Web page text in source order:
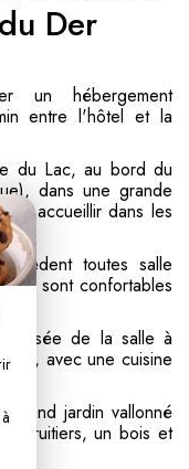
Der
un hébergement
entre l'hôtel et la
du Lac, au bord du
dans une grande
accueillir dans les
toutes salle
sont confortables
de la salle à
avec une cuisine
grand jardin vallonné
fruitiers, un bois et